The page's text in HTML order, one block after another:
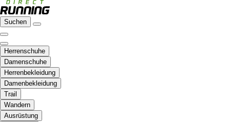
Suchen
Herrenschuhe
Damenschuhe
Herrenbekleidung
Damenbekleidung
Trail
Wandern
Ausrüstung